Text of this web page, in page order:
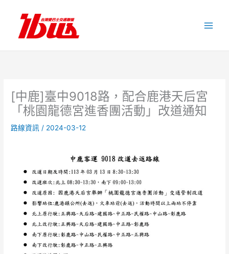
內
[中鹿]臺中9018路，配合鹿港天后宮
「桃園龍德宮進香團活動」改道通知
路線資訊 / 2024-03-12